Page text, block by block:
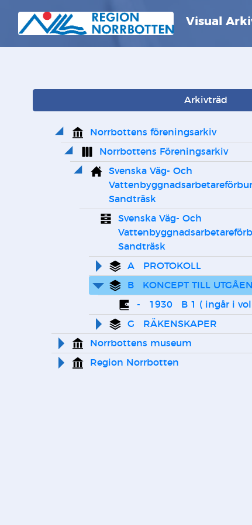
Visual
Arkivträd
Norrbottens föreningsarkiv
Norrbottens Föreningsarkiv
Svenska Väg- Och
Sandträsk
Svenska Väg- Och
Sandträsk
A   PROTOKOLL
B   KONCEPT TILL
-   1930   B 1 ( ingår i
G   RÄKENSKAPER
Norrbottens museum
Region Norrbotten